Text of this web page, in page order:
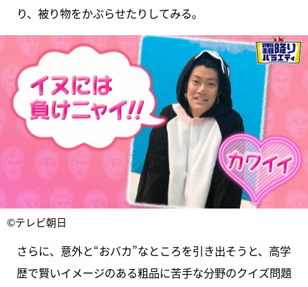
り、被り物をかぶらせたりしてみる。
©テレビ朝日
さらに、意外と“おバカ”なところを引き出そうと、高学
歴で賢いイメージのある粗品に苦手な分野のクイズ問題